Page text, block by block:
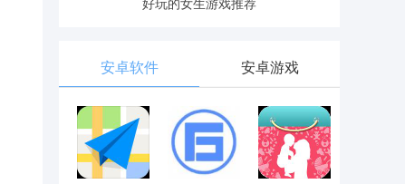
好玩的女生游戏推荐
安卓软件 安卓游戏